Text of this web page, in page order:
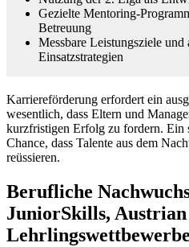
Gezielte Mentoring-
Betreuung
Messbare Leistungsziele und
Einsatzstrategien
Karriereförderung erfordert ein
wesentlich, dass Eltern und
kurzfristigen Erfolg zu fordern. Ein
Chance, dass Talente aus dem
reüssieren.
Berufliche
JuniorSkills,
Lehrlingswettbewerbe